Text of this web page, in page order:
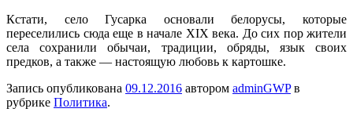
Кстати, село Гусарка основали белорусы, которые
переселились сюда еще в начале XIX века. До сих пор жители
села сохранили обычаи, традиции, обряды, язык своих
предков, а также — настоящую любовь к картошке.
Запись опубликована 09.12.2016 автором adminGWPв
рубрике Политика.